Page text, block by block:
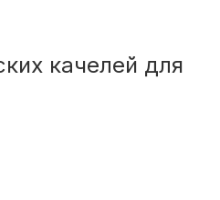
качелей для